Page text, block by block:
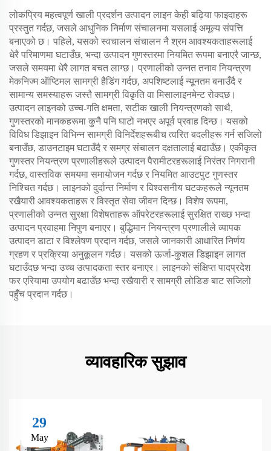
लोकप्रिय महत्वपूर्ण खाली प्रदर्शन उत्पादन लाइन केही बढ़िया फाइदाहरू
प्रस्तुत गर्दछ, जसले आधुनिक निर्माण संचालनमा यसलाई अमूल्य संपत्ति
बनाएको छ। पहिले, यसको स्वचालन संचालन नै श्रम आवश्यकताहरूलाई
धेरै परिमाणमा घटाउँछ, भन्दा उत्पादन गुणस्तरमा नियमित रूपमा बनाएरै जान्छ,
जसले समयमा धेरै लागत बचत लाग्छ। प्रणालीको उन्नत तनाव नियन्त्रण
मेकनिज्म ऑप्टिमल सामग्री हैडिंग गर्दछ, अपशिष्टलाई न्यूनतम बनाउँदै र
सामान्य समस्याहरू जस्तै सामग्री विकृति वा मिसालाइनमेन्ट रोक्दछ।
उत्पादन लाइनको उच्च-गति क्षमता, सटीक खाली नियन्त्रणको साथै,
गुणस्तरको मानकहरूमा कुनै पनि घाटो नभएर अपूर्व प्रवाह दिन्छ। यसको
विविध डिझाइन विभिन्न सामग्री विनिर्देशहरूबीच त्वरित बदलीहरू गर्न सजिलो
बनाउँछ, डाउनटाइम घटाउँदै र समग्र संचालन दक्षतालाई बढाउँछ। एकीकृत
गुणस्तर नियन्त्रण प्रणालीहरूले उत्पादन पैरामीटरहरूलाई निरंतर निगरानी
गर्दछ, वास्तविक समयमा समायोजन गर्दछ र नियमित आउटपुट गुणस्तर
निश्चित गर्दछ। लाइनको दुर्दान्त निर्माण र विश्वसनीय घटकहरूले न्यूनतम
रखैयारी आवश्यकताहरू र विस्तृत सेवा जीवन दिन्छ। विशेष रूपमा,
प्रणालीको उन्नत सुरक्षा विशेषताहरू ऑपरेटरहरूलाई सुरक्षित राख्छ भन्दा
उत्पादन प्रवाहमा निपुण बनाएर। बुद्धिमान नियन्त्रण प्रणालीले व्यापक
उत्पादन डाटा र विश्लेषण प्रदान गर्दछ, जसले जानकारी आधारित निर्णय
ग्रहण र प्रक्रिया अनुकूलन गर्दछ। यसको ऊर्जा-कुशल डिझाइन लागत
घटाउँदछ भन्दा उच्च उत्पादकता स्तर बनाएर। लाइनको संक्षिप्त पादप्रदेश
फर एरियामा उपयोग बढाउँछ भन्दा रखैयारी र सामग्री लोडिङ बाट सजिलो
पहुँच प्रदान गर्दछ।
व्यावहारिक सुझाव
29
May